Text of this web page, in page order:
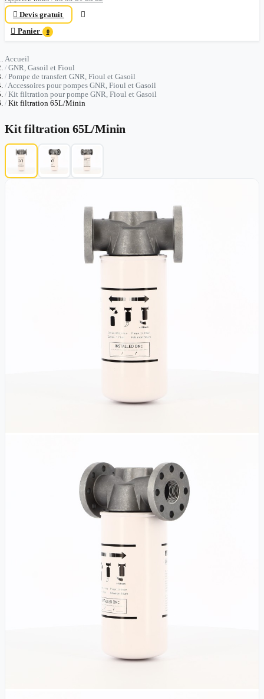
 Devis gratuit

 Panier 0
Accueil
GNR, Gasoil et Fioul
Pompe de transfert GNR, Fioul et Gasoil
Accessoires pour pompes GNR, Fioul et Gasoil
Kit filtration pour pompe GNR, Fioul et Gasoil
Kit filtration 65L/Minin
Kit filtration 65L/Minin